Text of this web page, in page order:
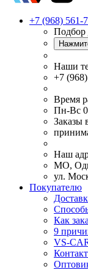
+7 (968) 561-
Подбор
Наши
+7
Время
Пн-Вс
Заказы
Наш
МО,
ул.
Покупателю
Как
9
VS-